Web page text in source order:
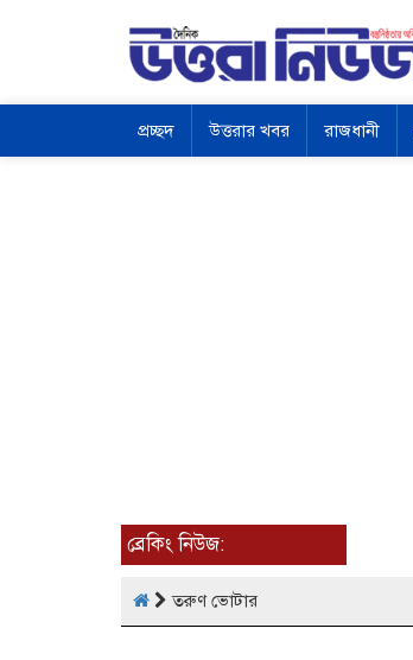
প্রচ্ছদ উত্তরার খবর রাজধানী
ব্রেকিং নিউজ:
তরুণ ভোটার